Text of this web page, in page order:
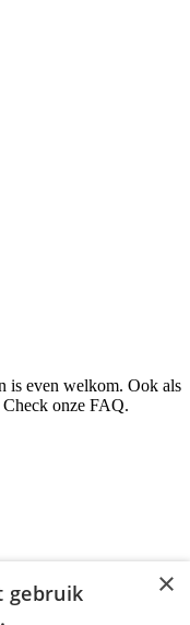
is even welkom. Ook als
onze FAQ.
×
gebruik